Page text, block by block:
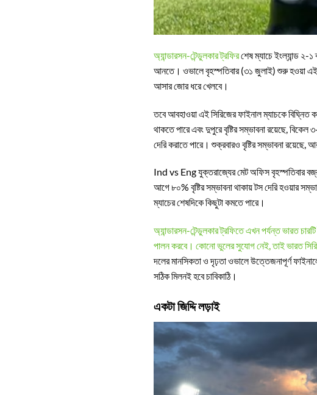
অ্যান্ডারসন-টেন্ডুলকার ট্রফিরশেষ ম্যাচে ইংল্যান্ড ২-১
আনতে। ওভালে বৃহস্পতিবার (৩১ জুলাই) শুরু হওয়া এই
আসার জোর ধরে খেলবে।
তবে আবহাওয়া এই সিরিজের ফাইনাল ম্যাচকে
থাকতে পারে এবং দুপুরে বৃষ্টির সম্ভাবনা রয়েছে, বিকেল
দেরি করাতে পারে। শুক্রবারও বৃষ্টির সম্ভাবনা
Ind vs Eng যুক্তরাজ্যের মেট অফিস বৃহস্পতিবার
আগে ৮০% বৃষ্টির সম্ভাবনা থাকায় টস দেরি হওয়ার
ম্যাচের শেষদিকে কিছুটা কমতে পারে।
অ্যান্ডারসন-টেন্ডুলকার ট্রফিতে এখন পর্যন্ত ভারত
পালন করবে। কোনো ভুলের সুযোগ নেই, তাই ভারত
দলের মানসিকতা ও দৃঢ়তা ওভালে উত্তেজনাপূর্ণ
সঠিক মিলনই হবে চাবিকাঠি।
একটা জিদ্দি লড়াই